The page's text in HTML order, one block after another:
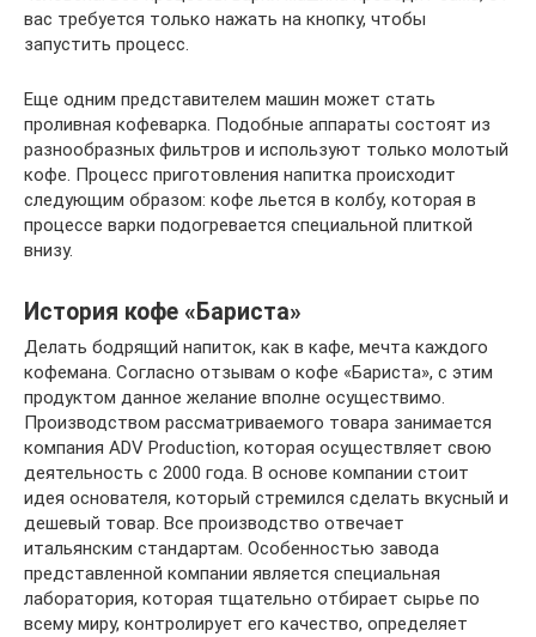
вас требуется только нажать на кнопку, чтобы
запустить процесс.
Еще одним представителем машин может стать
проливная кофеварка. Подобные аппараты состоят из
разнообразных фильтров и используют только молотый
кофе. Процесс приготовления напитка происходит
следующим образом: кофе льется в колбу, которая в
процессе варки подогревается специальной плиткой
внизу.
История кофе «Бариста»
Делать бодрящий напиток, как в кафе, мечта каждого
кофемана. Согласно отзывам о кофе «Бариста», с этим
продуктом данное желание вполне осуществимо.
Производством рассматриваемого товара занимается
компания ADV Production, которая осуществляет свою
деятельность с 2000 года. В основе компании стоит
идея основателя, который стремился сделать вкусный и
дешевый товар. Все производство отвечает
итальянским стандартам. Особенностью завода
представленной компании является специальная
лаборатория, которая тщательно отбирает сырье по
всему миру, контролирует его качество, определяет